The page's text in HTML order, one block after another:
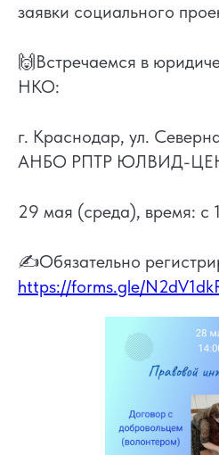
заявки социального
🙌Встречаемся в
НКО:
г. Краснодар, ул.
АНБО РПТР ЮЛВИД-
29 мая (среда), время: с
✍Обязательно
https://forms.gle/